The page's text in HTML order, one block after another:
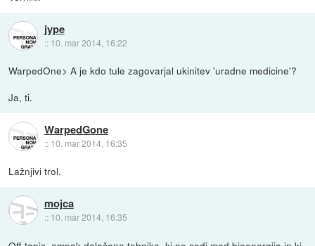
jype
:: 10. mar 2014, 16:22
WarpedOne> A je kdo tule zagovarjal ukinitev 'uradne medicine'?
Ja, ti.
WarpedGone
:: 10. mar 2014, 16:35
Lažnjivi trol.
mojca
:: 10. mar 2014, 16:35